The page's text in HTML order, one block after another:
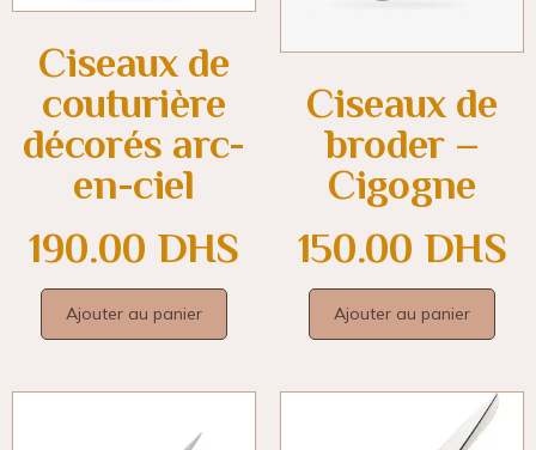
Ciseaux de
couturière
décorés arc-
en-ciel
190.00 DHS
Ajouter au panier
Ciseaux de
broder –
Cigogne
150.00 DHS
Ajouter au panier